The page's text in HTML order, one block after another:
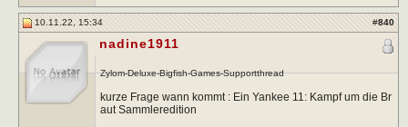
10.11.22, 15:34 #840
nadine1911
Zylom-Deluxe-Bigfish-Games-Supportthread
kurze Frage wann kommt : Ein Yankee 11: Kampf um die Br
aut Sammleredition